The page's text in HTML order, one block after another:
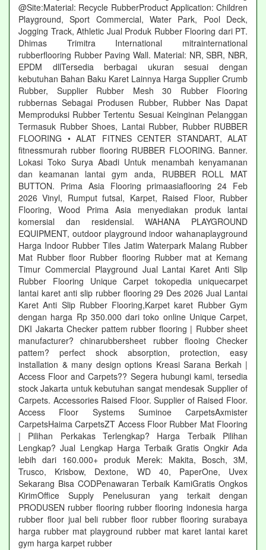
@Site:Material: Recycle RubberProduct Application: Children
Playground, Sport Commercial, Water Park, Pool Deck,
Jogging Track, Athletic Jual Produk Rubber Flooring dari PT.
Dhimas Trimitra International mitrainternational
rubberflooring Rubber Paving Wall. Material: NR, SBR, NBR,
EPDM dllTersedia berbagai ukuran sesuai dengan
kebutuhan Bahan Baku Karet Lainnya Harga Supplier Crumb
Rubber, Supplier Rubber Mesh 30 Rubber Flooring
rubbernas Sebagai Produsen Rubber, Rubber Nas Dapat
Memproduksi Rubber Tertentu Sesuai Keinginan Pelanggan
Termasuk Rubber Shoes, Lantai Rubber, Rubber RUBBER
FLOORING • ALAT FITNES CENTER STANDART, ALAT
fitnessmurah rubber flooring RUBBER FLOORING. Banner.
Lokasi Toko Surya Abadi Untuk menambah kenyamanan
dan keamanan lantai gym anda, RUBBER ROLL MAT
BUTTON. Prima Asia Flooring primaasiaflooring 24 Feb
2026 Vinyl, Rumput futsal, Karpet, Raised Floor, Rubber
Flooring, Wood Prima Asia menyediakan produk lantai
komersial dan residensial. WAHANA PLAYGROUND
EQUIPMENT, outdoor playground indoor wahanaplayground
Harga Indoor Rubber Tiles Jatim Waterpark Malang Rubber
Mat Rubber floor Rubber flooring Rubber mat at Kemang
Timur Commercial Playground Jual Lantai Karet Anti Slip
Rubber Flooring Unique Carpet tokopedia uniquecarpet
lantai karet anti slip rubber flooring 29 Des 2026 Jual Lantai
Karet Anti Slip Rubber Flooring,Karpet karet Rubber Gym
dengan harga Rp 350.000 dari toko online Unique Carpet,
DKI Jakarta Checker pattem rubber flooring | Rubber sheet
manufacturer? chinarubbersheet rubber flooing Checker
pattem? perfect shock absorption, protection, easy
installation & many design options Kreasi Sarana Berkah |
Access Floor and Carpets?? Segera hubungi kami, tersedia
stock Jakarta untuk kebutuhan sangat mendesak Supplier of
Carpets. Accessories Raised Floor. Supplier of Raised Floor.
Access Floor Systems Suminoe CarpetsAxmister
CarpetsHaima CarpetsZT Access Floor Rubber Mat Flooring
| Pilihan Perkakas Terlengkap? Harga Terbaik Pilihan
Lengkap? Jual Lengkap Harga Terbaik Gratis Ongkir Ada
lebih dari 160.000+ produk Merek: Makita, Bosch, 3M,
Trusco, Krisbow, Dextone, WD 40, PaperOne, Uvex
Sekarang Bisa CODPenawaran Terbaik KamiGratis Ongkos
KirimOffice Supply Penelusuran yang terkait dengan
PRODUSEN rubber flooring rubber flooring indonesia harga
rubber floor jual beli rubber floor rubber flooring surabaya
harga rubber mat playground rubber mat karet lantai karet
gym harga karpet rubber